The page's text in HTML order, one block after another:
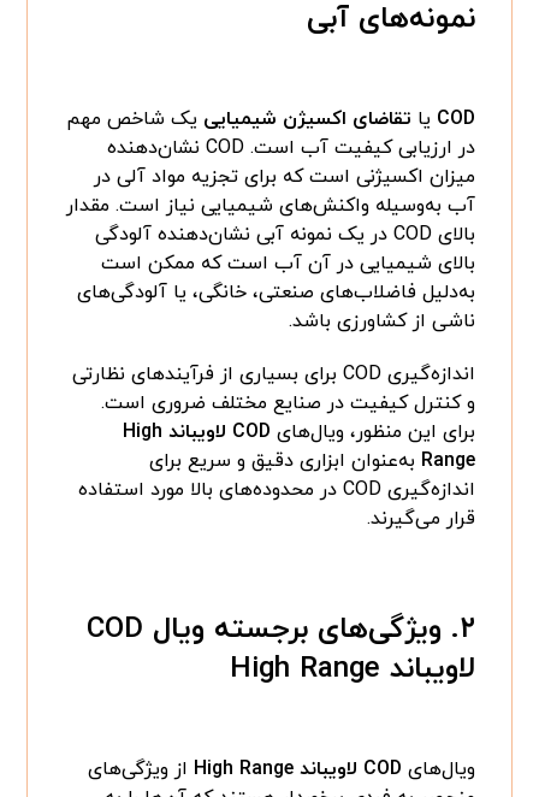
نمونه‌های آبی
COD یا تقاضای اکسیژن شیمیایی یک شاخص مهم
در ارزیابی کیفیت آب است. COD نشان‌دهنده
میزان اکسیژنی است که برای تجزیه مواد آلی در
آب به‌وسیله واکنش‌های شیمیایی نیاز است. مقدار
بالای COD در یک نمونه آبی نشان‌دهنده آلودگی
بالای شیمیایی در آن آب است که ممکن است
به‌دلیل فاضلاب‌های صنعتی، خانگی، یا آلودگی‌های
ناشی از کشاورزی باشد.
اندازه‌گیری COD برای بسیاری از فرآیندهای نظارتی
و کنترل کیفیت در صنایع مختلف ضروری است.
برای این منظور، ویال‌های
COD لاویباند High
Range به‌عنوان ابزاری دقیق و سریع برای
اندازه‌گیری COD در محدوده‌های بالا مورد استفاده
قرار می‌گیرند.
۲. ویژگی‌های برجسته ویال COD
لاویباند High Range
ویال‌های COD لاویباند High Range
از ویژگی‌های